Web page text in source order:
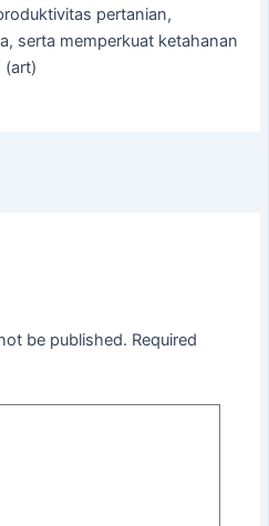
pertanian,
serta memperkuat ketahanan
(art)
be published. Required